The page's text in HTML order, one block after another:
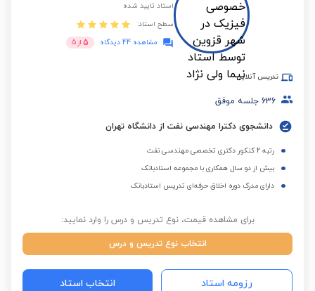
استاد تایید شده
سطح استاد:
مشاهده 44 دیدگاه
5 از 5
تدریس آنلاین
636 جلسه موفق
دانشجوی دکترا مهندسی نفت از دانشگاه تهران
رتبه 2 کنکور دکتری تخصصی مهندسی نفت
بیش از دو سال همکاری با مجموعه استادبانک
دارای مدرک دوره اخلاق حرفه‌ای تدریس استادبانک
برای مشاهده قیمت، نوع تدریس و درس را وارد نمایید:
انتخاب نوع تدریس و درس
رزومه استاد انتخاب استاد